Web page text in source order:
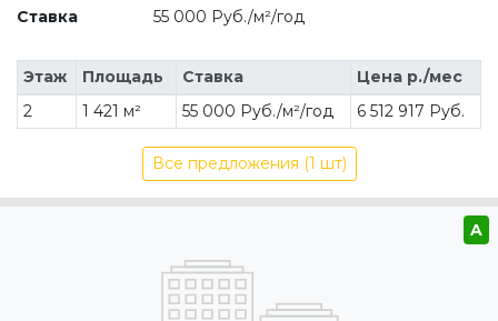
Ставка
55 000 Руб./м²/год
Этаж Площадь Ставка
Цена р./мес
2
1 421 м² 55 000 Руб./м²/год 6 512 917 Руб.
Все предложения (1 шт)
A